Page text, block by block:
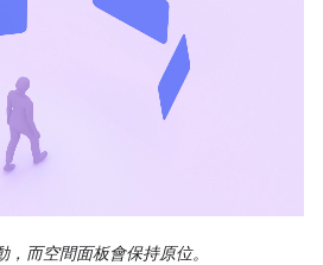
而空間面板會保持原位。